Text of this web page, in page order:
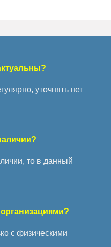
уточнять нет
то в данный
с физическими